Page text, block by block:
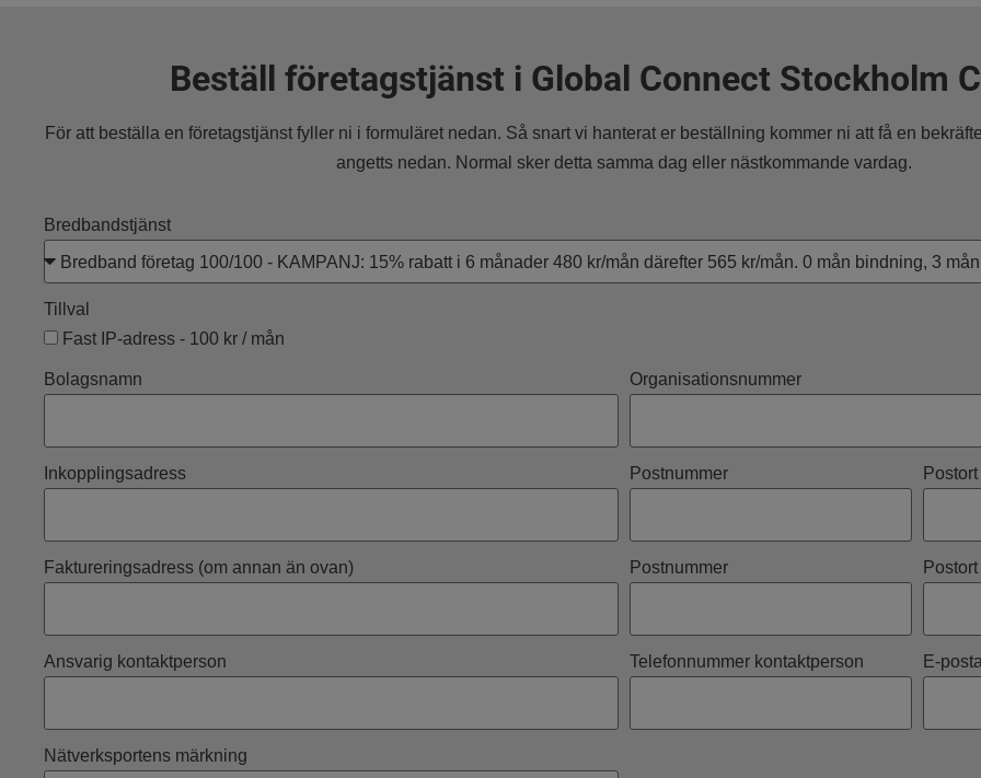
Beställ företagstjänst i Global Connect Stockholm
För att beställa en företagstjänst fyller ni i formuläret nedan. Så snart vi hanterat er beställning kommer ni att få en
angetts nedan. Normal sker detta samma dag eller nästkommande vardag.
Bredbandstjänst
Tillval
Fast IP-adress - 100 kr / mån
Bolagsnamn Organisationsnummer
Inkopplingsadress Postnummer Postort
Faktureringsadress (om annan än ovan) Postnummer Postort
Ansvarig kontaktperson Telefonnummer kontaktperson E-
Nätverksportens märkning